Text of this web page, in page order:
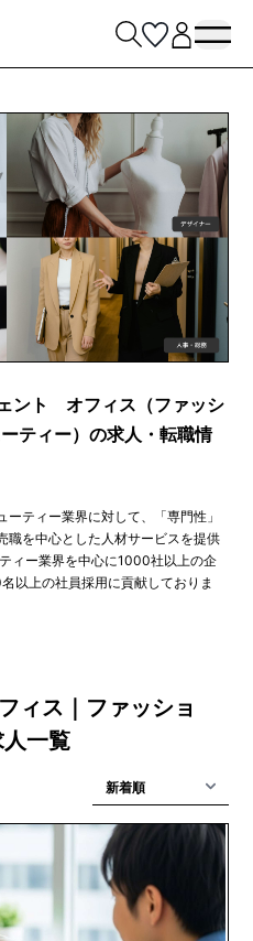
ント オフィス（ファッシ
ティー）の求人・転職情
ティー業界に対して、「専門性」
職を中心とした人材サービスを提供
ィー業界を中心に1000社以上の企
以上の社員採用に貢献しておりま
ィス｜ファッショ
一覧